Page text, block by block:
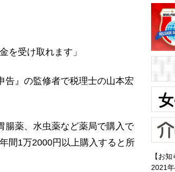
を受け取れます」
』の監修者で税理士の山本宏
腸薬、水虫薬など薬局で購入で
間1万2000円以上購入すると所
【お知
2021